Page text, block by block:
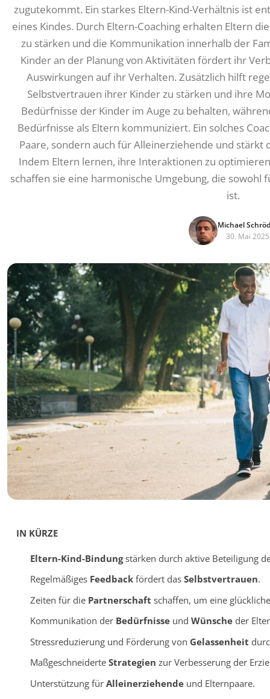
zugutekommt. Ein starkes Eltern-Kind-Verhältnis ist
eines Kindes. Durch Eltern-Coaching erhalten Eltern
zu stärken und die Kommunikation innerhalb der
Kinder an der Planung von Aktivitäten fördert ihr
Auswirkungen auf ihr Verhalten. Zusätzlich hilft
Selbstvertrauen ihrer Kinder zu stärken und ihre
Bedürfnisse der Kinder im Auge zu behalten,
Bedürfnisse als Eltern kommuniziert. Ein solches
Paare, sondern auch für Alleinerziehende und stärkt
Indem Eltern lernen, ihre Interaktionen zu
schaffen sie eine harmonische Umgebung, die sowohl
ist.
Michael
30. Mai 2025
IN KÜRZE
Eltern-Kind-Bindungstärken durch aktive Beteiligung
Regelmäßiges Feedbackfördert das Selbstvertrauen.
Zeiten für die Partnerschaft schaffen, um eine
Kommunikation der Bedürfnisseund Wünscheder
Stressreduzierung und Förderung von Gelassenheit
Maßgeschneiderte Strategien zur Verbesserung der
Unterstützung für Alleinerziehendeund Elternpaare.